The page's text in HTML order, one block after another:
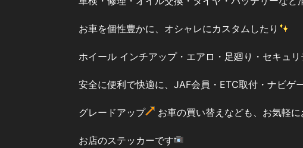
お車を個性豊かに、オシャレにカスタムしたり
ホイール インチアップ・エアロ・足廻り・セキュリ
安全に便利で快適に、JAF会員・ETC取付・ナビゲ
グレードアップ お車の買い替えなども、お気軽
お店のステッカーです